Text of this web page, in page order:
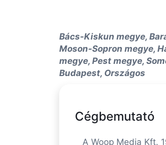
Bács-Kiskun megye,
Moson-Sopron megye,
megye, Pest megye,
Budapest, Országos
Cégbemutató
A Woop Media Kft.